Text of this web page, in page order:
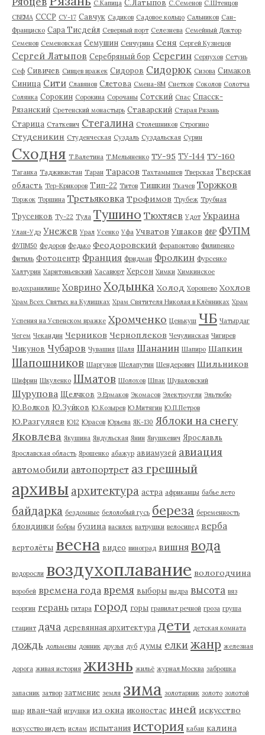
С.Капица С.Латыпов С.Семенов С.Штенцов
СВЕМА СССР СУ-17 Савчук Садиков Садовое кольцо Сальников Сан-
Франциско Сара Тисдейл Северный порт Селезнева Семейный Доктор
Семенов Семеновская Семушин Сенчурина Сеня Сергей Кузнецов
Сергей Латыпов Серебряный бор Серегин Серпухов Сетунь
Сеф Сивичев Сивцев вражек Сидоров Сидорюк Сизова Симаков
Синица Сити Славянов Слетова Смена-8М Снетков Соколов Солотча
Солянка Сорокин Сорокина Сорочаны Сотский Спас Спасск-
Рязанский Сретенский монастырь Ставарский Старая Рязань
Старица Статкевич Стегалина Столешников Строгино
Студеникин Студенческая Суздаль Суздальская Сурин
Сходня Т.Валетина Т.Мельяненко ТУ-95 ТУ-144 ТУ-160
Таганка Таджикистан Таран Тарасов Тахтамышев Тверская Тверская
область Тер-Крикоров Тип-22 Титов Тишкин Ткачев Торжков
Торжок Торшина Третьяковка Трофимов Трубеж Трубная
Трусенков Ту-22 Тула Тушино Тюхтяев Удот Украина
Улан-Удэ Унежев Урал Усенко Уфа Учватов Ушаков ФВР ФУПМ
ФУПМ50 Федоров Федько Феодоровский Ферапонтово Филипенко
Фитиль Фотоцентр Франция Фридман Фролкин Фурсенко
Халтурин Харитоньевский Хасавюрт Херсон Химки Химкинское
водохранилище Ховрино Ходынка Холод Хорошево Хохлов
Храм Всех Святых на Кулишках Храм Святителя Николая в Клённиках Храм
Успения на Успенском вражке Хромченко Ценькуш ЧБ Чатырдаг
Чегем Чекандин Черников Черноплеков Чечулинская Чигирев
Чикунов Чубаров Чувашия Шаля Шананин Шапиро Шапкин
Шапошников Шаргунов Шелапутин Шендерович Шильников
Шифрин Шкуленко Шматов Шолохов Шпак Шуваловский
Шурупова Щелчков Э.Ермаков Экомасов Электроугли Эльтюбю
Ю.Волков Ю.Зуйков Ю.Козырев Ю.Митягин Ю.П.Петров
Ю.Разгуляев Ю12 Юрасов Юрьева ЯК-130 Яблоки на снегу
Яковлева Якушина Яндульская Янин Янушкевич Ярославль
Ярославская область Ярошенко абажур авиамузей авиация
автомобили автопортрет аз грешный
архивы архитектура астра африканцы бабье лето
байдарка бездомные белолобый гусь береза беременность
блондинки бобры бузина василек ватрушки велосипед верба
вертолёты весна видео виноград вишня вода
водоросли воздухоплавание вологодчина
воробей времена года время выборы выдра высота вяз
георгин герань гитара город горы гравилат речной гроза груша
гтацинт дача деревянная архитектура дети детская комната
дождь дольмены донник друзья дуб думы елки жанр железная
дорога живая история жизнь жильё журнал Москва заброшка
запасник затвор затмение земля зима золотарник золото золотой
шар иван-чай игрушки из окна иконостас иней искусство
искусство видеть ислам испытания история кабан калина